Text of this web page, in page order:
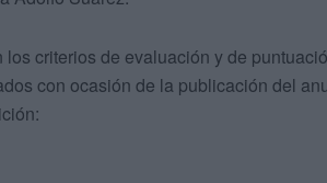
criterios de evaluación y de
con ocasión de la publicación del